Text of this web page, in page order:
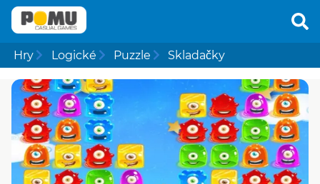
Hry Logické Puzzle Skladačky